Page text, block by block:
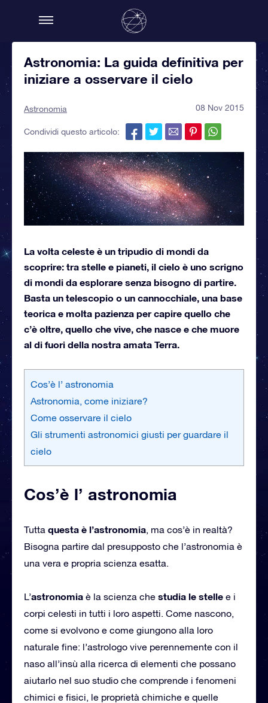
Astronomia: La guida definitiva per
iniziare a osservare il cielo
Astronomia 08 Nov 2015
Condividi questo articolo:
La volta celeste è un tripudio di mondi da
scoprire: tra stelle e pianeti, il cielo è uno scrigno
di mondi da esplorare senza bisogno di partire.
Basta un telescopio o un cannocchiale, una base
teorica e molta pazienza per capire quello che
c’è oltre, quello che vive, che nasce e che muore
al di fuori della nostra amata Terra.
Cos’è l’ astronomia
Astronomia, come iniziare?
Come osservare il cielo
Gli strumenti astronomici giusti per guardare il
cielo
Cos’è l’ astronomia
Tutta questa è l’astronomia, ma cos’è in realtà?
Bisogna partire dal presupposto che l’astronomia è
una vera e propria scienza esatta.
L’astronomia è la scienza che studia le stelle e i
corpi celesti in tutti i loro aspetti. Come nascono,
come si evolvono e come giungono alla loro
naturale fine: l’astrologo vive perennemente con il
naso all’insù alla ricerca di elementi che possano
aiutarlo nel suo studio che comprende i fenomeni
chimici e fisici, le proprietà chimiche e quelle